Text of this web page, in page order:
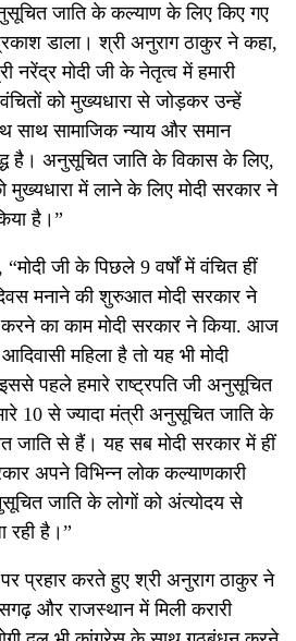
जाति के कल्याण के लिए किए गए
डाला। श्री अनुराग ठाकुर ने कहा,
नरेंद्र मोदी जी के नेतृत्व में हमारी
को मुख्यधारा से जोड़कर उन्हें
साथ सामाजिक न्याय और समान
है। अनुसूचित जाति के विकास के लिए,
में लाने के लिए मोदी सरकार ने
है।”
जी के पिछले 9 वर्षों में वंचित हीं
मनाने की शुरुआत मोदी सरकार ने
करने का काम मोदी सरकार ने किया. आज
महिला है तो यह भी मोदी
पहले हमारे राष्ट्रपति जी अनुसूचित
10 से ज्यादा मंत्री अनुसूचित जाति के
जाति से हैं। यह सब मोदी सरकार में हीं
अपने विभिन्न लोक कल्याणकारी
जाति के लोगों को अंत्योदय से
रही है।”
प्रहार करते हुए श्री अनुराग ठाकुर ने
और राजस्थान में मिली करारी